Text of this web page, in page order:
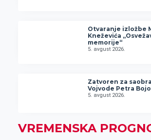
Otvaranje izložbe
Kneževića
memorije“
5. avgust 2026.
Zatvoren za
Vojvode Petra
5. avgust 2026.
VREMENSKA